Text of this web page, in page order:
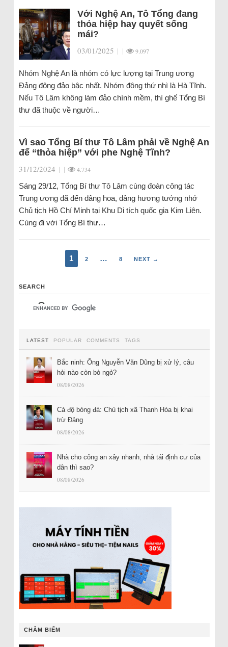
Với Nghệ An, Tô Tổng đang
thỏa hiệp hay quyết sống
mái?
03/01/2025 | | 9.097
Nhóm Nghệ An là nhóm có lực lượng tại Trung ương
Đảng đông đảo bậc nhất. Nhóm đông thứ nhì là Hà Tĩnh.
Nếu Tô Lâm không làm đảo chính mềm, thì ghế Tổng Bí
thư đã thuộc về người…
Vì sao Tổng Bí thư Tô Lâm phải về Nghệ An
để “thỏa hiệp” với phe Nghệ Tĩnh?
31/12/2024 | | 4.734
Sáng 29/12, Tổng Bí thư Tô Lâm cùng đoàn công tác
Trung ương đã đến dâng hoa, dâng hương tưởng nhớ
Chủ tịch Hồ Chí Minh tại Khu Di tích quốc gia Kim Liên.
Cùng đi với Tổng Bí thư…
1 2 … 8 NEXT →
SEARCH
LATEST POPULAR COMMENTS TAGS
Bắc ninh: Ông Nguyễn Văn Dũng bị xử lý, câu
hỏi nào còn bỏ ngỏ?
08/08/2026
Cá độ bóng đá: Chủ tịch xã Thanh Hóa bị khai
trừ Đảng
08/08/2026
Nhà cho công an xây nhanh, nhà tái định cư của
dân thì sao?
08/08/2026
CHÂM BIẾM